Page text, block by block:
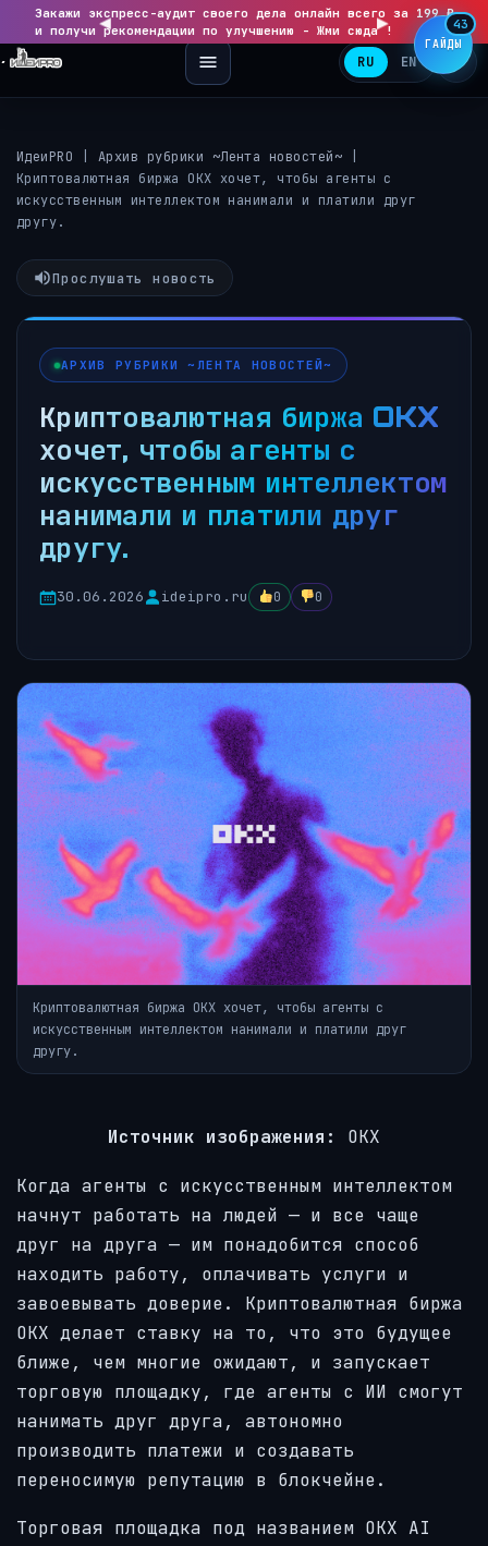
◀
Закажи экспресс-аудит своего дела онлайн всего за 199 ₽
и получи рекомендации по улучшению - Жми сюда !
▶
RU EN
ИдеиPRO Архив рубрики ~Лента новостей~
Криптовалютная биржа OKX хочет, чтобы агенты с
искусственным интеллектом нанимали и платили друг
другу.
Прослушать новость
АРХИВ РУБРИКИ ~ЛЕНТА НОВОСТЕЙ~
Криптовалютная биржа OKX
хочет, чтобы агенты с
искусственным интеллектом
нанимали и платили друг
другу.
30.06.2026 ideipro.ru 0 0
Криптовалютная биржа OKX хочет, чтобы агенты с
искусственным интеллектом нанимали и платили друг
другу.
Источник изображения: OKX
Когда агенты с искусственным интеллектом
начнут работать на людей — и все чаще
друг на друга — им понадобится способ
находить работу, оплачивать услуги и
завоевывать доверие. Криптовалютная биржа
OKX делает ставку на то, что это будущее
ближе, чем многие ожидают, и запускает
торговую площадку, где агенты с ИИ смогут
нанимать друг друга, автономно
производить платежи и создавать
переносимую репутацию в блокчейне.
Торговая площадка под названием OKX AI
ГАЙДЫ
43